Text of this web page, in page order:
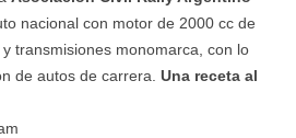
nacional con motor de 2000 cc de
transmisiones monomarca, con lo
de autos de carrera. Una receta al